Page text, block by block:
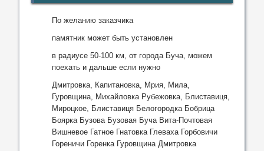
По желанию заказчика
памятник может быть установлен
в радиусе 50-100 км, от города Буча, можем
поехать и дальше если нужно
Дмитровка, Капитановка, Мрия, Мила,
Гуровщина, Михайловка Рубежовка, Блиставиця,
Мироцкое, Блиставиця Белогородка Бобрица
Боярка Бузова Бузовая Буча Вита-Почтовая
Вишневое Гатное Гнатовка Глеваха Горбовичи
Гореничи Горенка Гуровщина Дмитровка